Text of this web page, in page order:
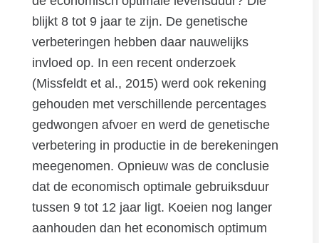
blijkt 8 tot 9 jaar te zijn. De genetische
verbeteringen hebben daar nauwelijks
invloed op. In een recent onderzoek
(Missfeldt et al., 2015) werd ook rekening
gehouden met verschillende percentages
gedwongen afvoer en werd de genetische
verbetering in productie in de berekeningen
meegenomen. Opnieuw was de conclusie
dat de economisch optimale gebruiksduur
tussen 9 tot 12 jaar ligt. Koeien nog langer
aanhouden dan het economisch optimum